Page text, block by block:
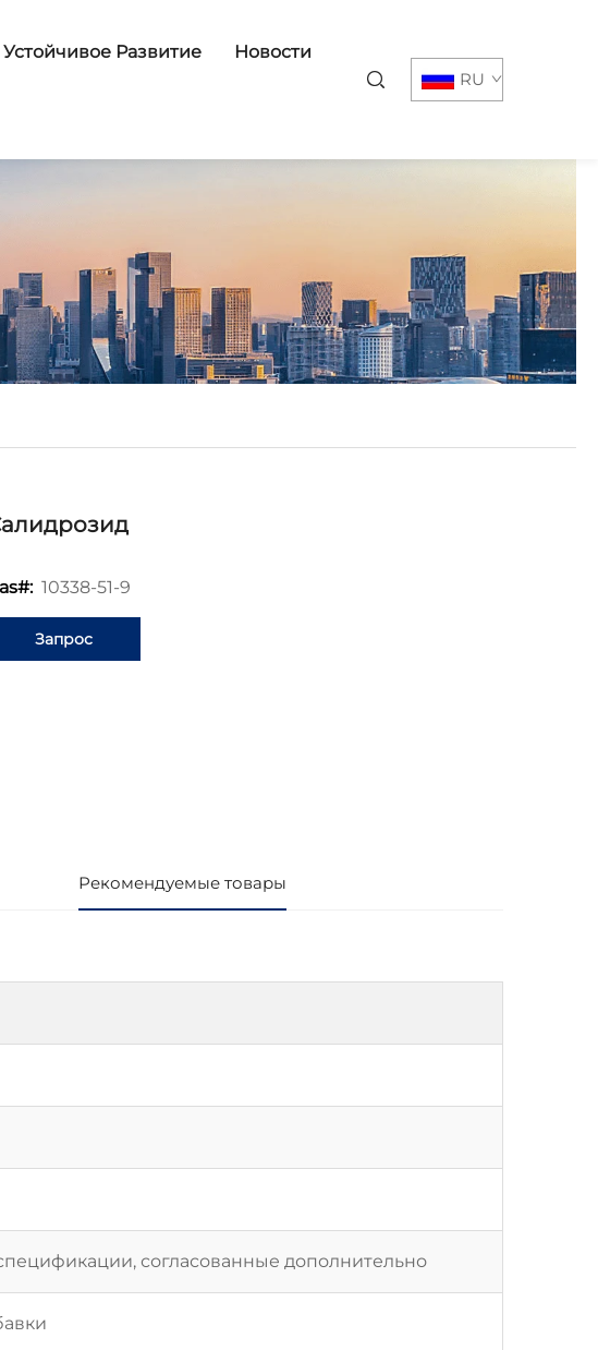
Устойчивое Развитие Новости
RU
10338-51-9
Запрос
Рекомендуемые товары
согласованные дополнительно